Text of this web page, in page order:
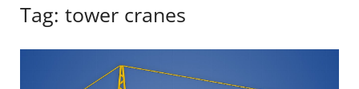
Tag: tower cranes